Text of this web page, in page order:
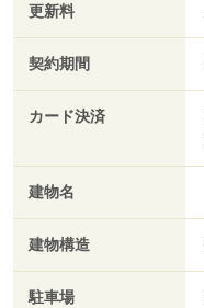
更新料
契約期間
カード決済
建物名
建物構造
駐車場